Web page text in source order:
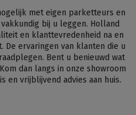
met eigen parketteurs en
bij u leggen. Holland
en klanttevredenheid na en
ervaringen van klanten die u
Bent u benieuwd wat
dan langs in onze showroom
en vrijblijvend advies aan huis.